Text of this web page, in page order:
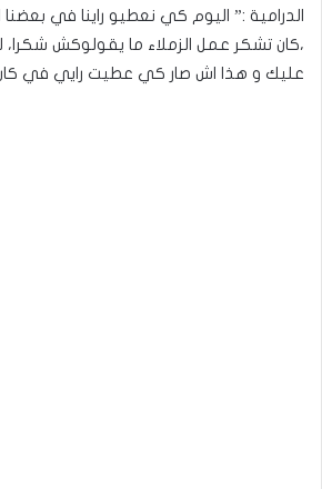
الدرامية :” اليوم كي نعطيو راينا في بعضنا
،كان تشكر عمل الزملاء ما يقولوكش
عليك و هذا اش صار كي عطيت رايي في كان